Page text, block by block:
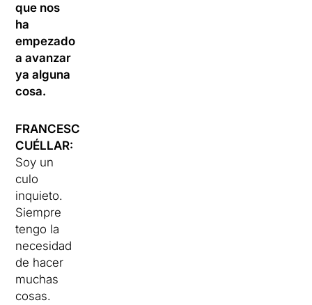
que nos
ha
empezado
a avanzar
ya alguna
cosa.
FRANCESC
CUÉLLAR:
Soy un
culo
inquieto.
Siempre
tengo la
necesidad
de hacer
muchas
cosas.